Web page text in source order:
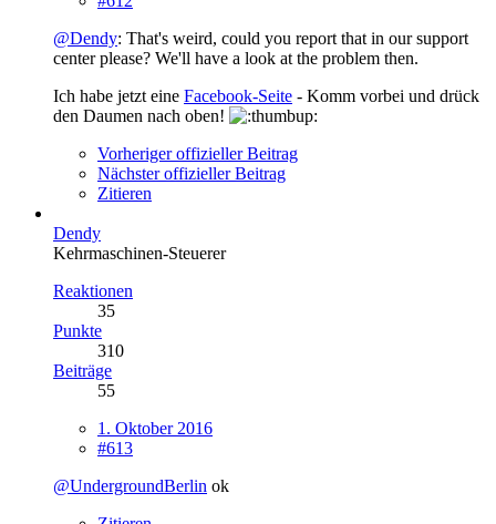
@Dendy: That's weird, could you report that in our support
center please? We'll have a look at the problem then.
Ich habe jetzt eine Facebook-Seite - Komm vorbei und drück
den Daumen nach oben!
Vorheriger offizieller Beitrag
Nächster offizieller Beitrag
Zitieren
Dendy
Kehrmaschinen-Steuerer
Reaktionen
35
Punkte
310
Beiträge
55
1. Oktober 2016
#613
@UndergroundBerlin ok